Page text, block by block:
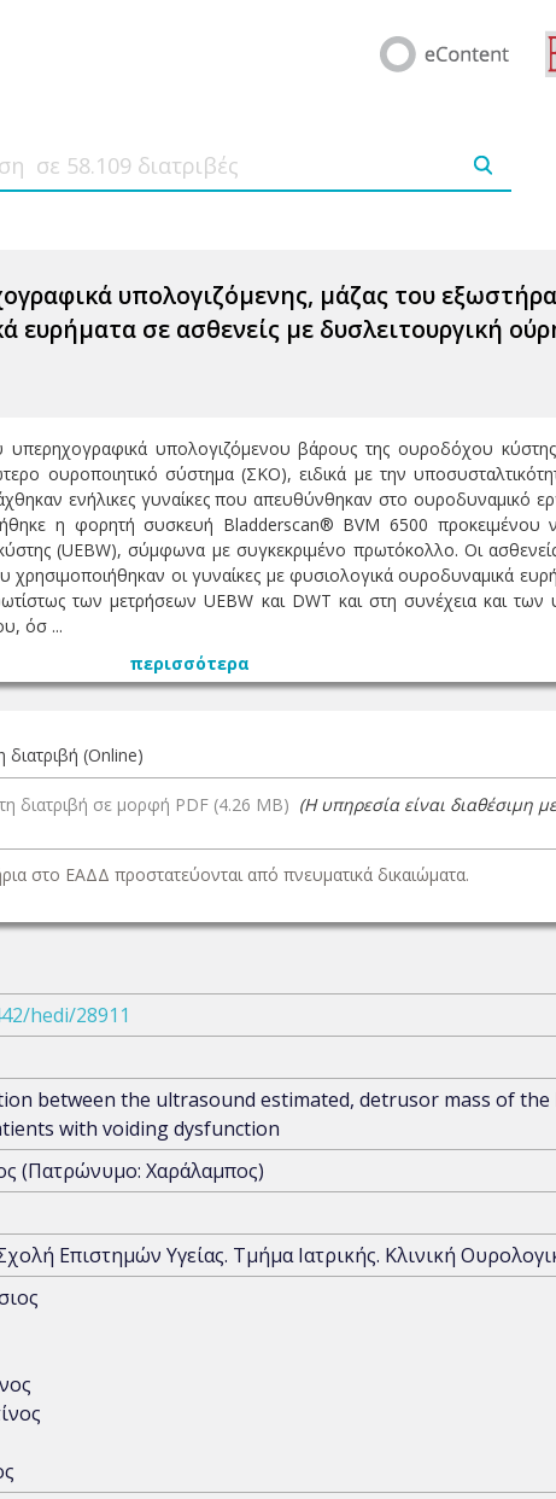
υπολογιζόμενης, μάζας του
ευρήματα σε ασθενείς με δυσλειτουργική
υπολογιζόμενου βάρους της ουροδόχου
ουροποιητικό σύστημα (ΣΚΟ), ειδικά με την
ενήλικες γυναίκες που απευθύνθηκαν στο ουροδυναμικό
η φορητή συσκευή Bladderscan® BVM 6500 προκειμένου
(UEBW), σύμφωνα με συγκεκριμένο πρωτόκολλο. Οι
οι γυναίκες με φυσιολογικά ουροδυναμικά
των μετρήσεων UEBW και DWT και στη συνέχεια και
όσ ...
περισσότερα
διατριβή (Online)
διατριβή σε μορφή PDF (4.26 MB) (Η υπηρεσία είναι διαθέσιμη
στο ΕΑΔΔ προστατεύονται από πνευματικά δικαιώματα.
hedi/28911
between the ultrasound estimated, detrusor mass of the
with voiding dysfunction
(Πατρώνυμο: Χαράλαμπος)
Επιστημών Υγείας. Τμήμα Ιατρικής. Κλινική